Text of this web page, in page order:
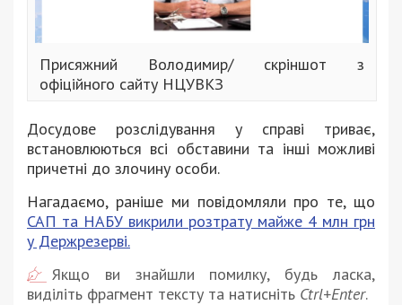
Присяжний Володимир/ скріншот з
офіційного сайту НЦУВКЗ
Досудове розслідування у справі триває,
встановлюються всі обставини та інші можливі
причетні до злочину особи.
Нагадаємо, раніше ми повідомляли про те, що
САП та НАБУ викрили розтрату майже 4 млн грн
у Держрезерві.
Якщо ви знайшли помилку, будь ласка,
виділіть фрагмент тексту та натисніть Ctrl+Enter.